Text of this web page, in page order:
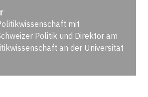
mit
Politik und Direktor am
an der Universität